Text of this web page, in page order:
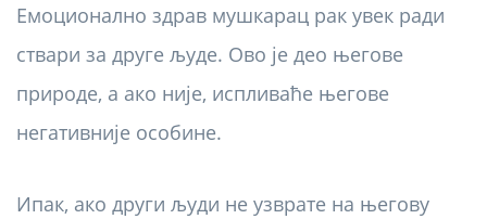
Емоционално здрав мушкарац рак увек ради
ствари за друге људе. Ово је део његове
природе, а ако није, испливаће његове
негативније особине.
Ипак, ако други људи не узврате на његову